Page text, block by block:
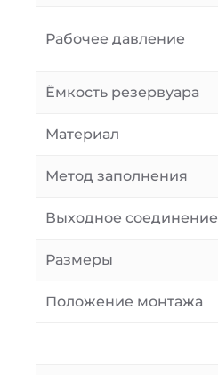
Рабочее давление
Ёмкость резервуара
Материал
Метод заполнения
Выходное соединение
Размеры
Положение монтажа